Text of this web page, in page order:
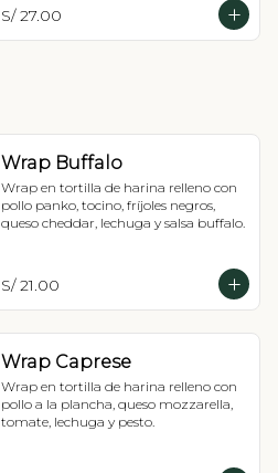
S/ 27.00
Wrap Buffalo
Wrap en tortilla de harina relleno con
pollo panko, tocino, fríjoles negros,
queso cheddar, lechuga y salsa buffalo.
S/ 21.00
Wrap Caprese
Wrap en tortilla de harina relleno con
pollo a la plancha, queso mozzarella,
tomate, lechuga y pesto.